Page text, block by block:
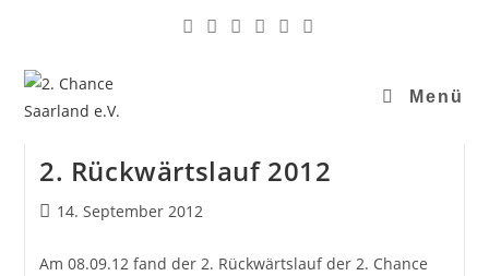
Menü
2. Rückwärtslauf 2012
14. September 2012
Am 08.09.12 fand der 2. Rückwärtslauf der 2. Chance